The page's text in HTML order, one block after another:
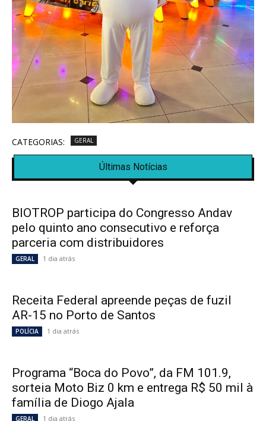
CATEGORIAS: GERAL
Últimas Notícias
BIOTROP participa do Congresso Andav
pelo quinto ano consecutivo e reforça
parceria com distribuidores
GERAL 1 dia atrás
Receita Federal apreende peças de fuzil
AR-15 no Porto de Santos
POLÍCIA 1 dia atrás
Programa “Boca do Povo”, da FM 101.9,
sorteia Moto Biz 0 km e entrega R$ 50 mil à
família de Diogo Ajala
GERAL 1 dia atrás